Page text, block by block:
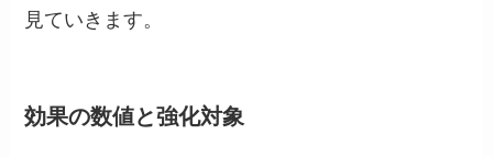
見ていきます。
効果の数値と強化対象